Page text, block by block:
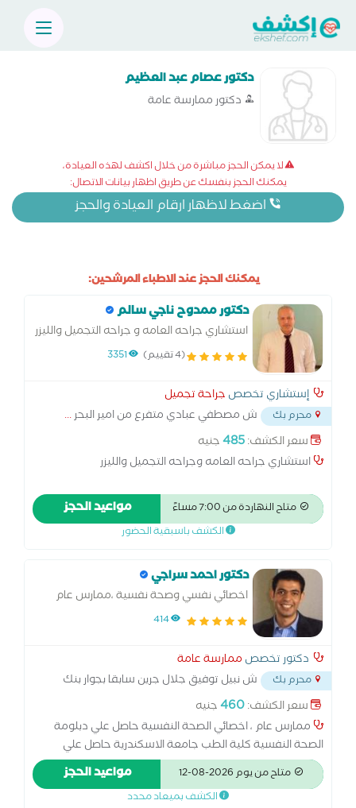
دكتور عصام عبد العظيم
دكتور ممارسة عامة
لا يمكن الحجز مباشرة من خلال اكشف لهذه العيادة،
يمكنك الحجز بنفسك عن طريق اظهار بيانات الاتصال:
اضغط لاظهار ارقام العيادة والحجز
يمكنك الحجز عند الاطباء المرشحين:
دكتور ممدوح ناجي سالم
استشاري جراحه العامه و جراحه التجميل والليزر
(4 تقييم) 3351
إستشاري تخصص جراحة تجميل
محرم بك ش مصطفي عبادي متفرع من امير البحر...
سعر الكشف:485جنيه
استشاري جراحه العامه وجراحه التجميل والليزر
متاح النهاردة من 7:00 مساءً مواعيد الحجز
الكشف باسبقية الحضور
دكتور احمد سراجي
اخصائي نفسي وصحة نفسية ،ممارس عام
414
دكتور تخصص ممارسة عامة
محرم بك
ش نبيل توفيق جلال جرين سابقا بجوار بنك
مصر محرم بك...
سعر الكشف:460جنيه
ممارس عام ، اخصائي الصحة النفسية حاصل علي دبلومة
الصحة النفسية كلية الطب جامعة الاسكندرية حاصل علي
دبلومة في العلاج المعرفي السلوكي حاصل علي دبلومة في
العلاج النفسي بالسيكو دراما لديه خبرة 5 سنوات في مجال
متاح من يوم 2026-08-12 مواعيد الحجز
الكشف بميعاد محدد